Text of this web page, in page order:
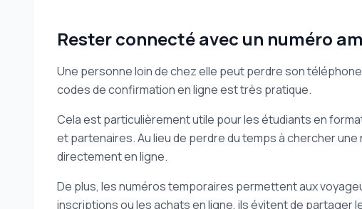
Rester connecté avec un numéro
Une personne loin de chez elle peut perdre son
codes de confirmation en ligne est très pratique.
Cela est particulièrement utile pour les étudiants en
et partenaires. Au lieu de perdre du temps à chercher
directement en ligne.
De plus, les numéros temporaires permettent aux
inscriptions ou les achats en ligne, ils évitent de partager